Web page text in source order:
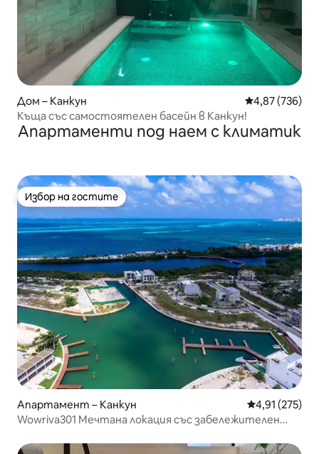
Дом – Канкун Средна
4,87 (736)
Къща със самостоятелен басейн в Канкун!
Апартаменти под наем с климатик
Избор на гостите
Избор на гостите
Апартамент – Канкун Средна
4,91 (275)
Wowriva301 Мечтана локация със забележителен